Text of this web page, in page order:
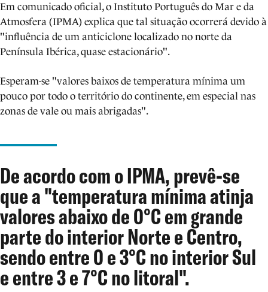
Em comunicado oficial, o Instituto Português do Mar e da
Atmosfera (IPMA) explica que tal situação ocorrerá devido à
"influência de um anticiclone localizado no norte da
Península Ibérica, quase estacionário".
Esperam-se "valores baixos de temperatura mínima um
pouco por todo o território do continente, em especial nas
zonas de vale ou mais abrigadas".
De acordo com o IPMA, prevê-se
que a "temperatura mínima atinja
valores abaixo de 0°C em grande
parte do interior Norte e Centro,
sendo entre 0 e 3°C no interior Sul
e entre 3 e 7°C no litoral".